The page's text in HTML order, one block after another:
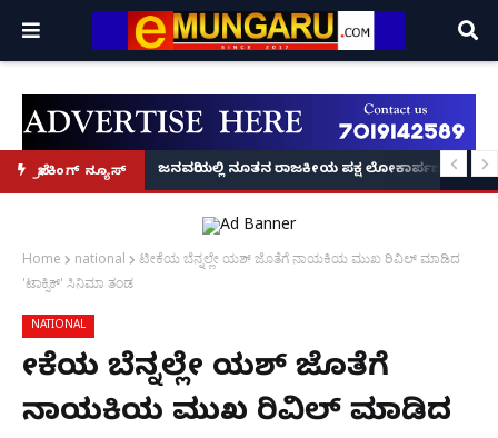
ಬ್ರೇಕಿಂಗ್ ನ್ಯೂಸ್
ಕಥೆ!
8 ಅಡಿಗೂ ಹೆಚ್ಚು ಉದ್ದದ ಕೂದಲು ಬೆಳೆಸಿ ಗಿನ್ನಿಸ್ ವಿಶ್ವ ದಾಖಲೆ ಬರೆದ ಭಾರತದ ರೇಣು
ಜನವರಿಯಲ್ಲಿ ನೂತನ ರಾಜಕೀಯ ಪಕ್ಷ ಲೋಕಾರ್ಪಣೆ – ನಟ
Home national
ಟೀಕೆಯ ಬೆನ್ನಲ್ಲೇ ಯಶ್ ಜೊತೆಗೆ ನಾಯಕಿಯ ಮುಖ ರಿವಿಲ್ ಮಾಡಿದ
'ಟಾಕ್ಸಿಕ್' ಸಿನಿಮಾ ತಂಡ
NATIONAL
ಟೀಕೆಯ ಬೆನ್ನಲ್ಲೇ ಯಶ್ ಜೊತೆಗೆ
ನಾಯಕಿಯ ಮುಖ ರಿವಿಲ್ ಮಾಡಿದ